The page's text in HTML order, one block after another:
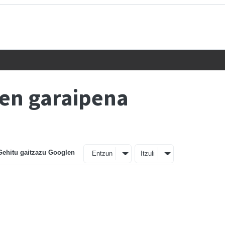
garaipena
gaitzazu Googlen Entzun Itzuli